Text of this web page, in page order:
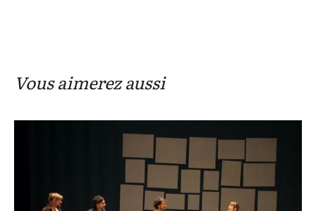
Vous aimerez aussi